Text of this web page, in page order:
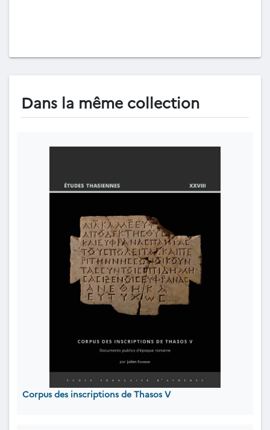
Dans la même collection
Corpus des inscriptions de Thasos V